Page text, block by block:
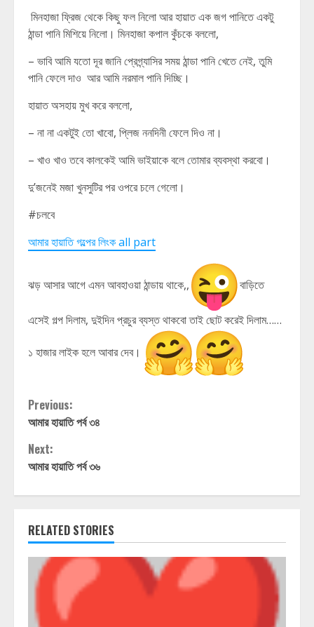
মিনহাজা ফ্রিজ থেকে কিছু ফল নিলো আর হায়াত এক জগ পানিতে একটু
ঠান্ডা পানি মিশিয়ে নিলো। মিনহাজা কপাল কুঁচকে বললো,
– ভাবি আমি যতো দূর জানি প্রেগ্ন্যাসির সময় ঠান্ডা পানি খেতে নেই, তুমি
পানি ফেলে দাও আর আমি নরমাল পানি দিচ্ছি।
হায়াত অসহায় মুখ করে বললো,
– না না একটুই তো খাবো, প্লিজ ননদিনী ফেলে দিও না।
– খাও খাও তবে কালকেই আমি ভাইয়াকে বলে তোমার ব্যবস্থা করবো।
দু’জনেই মজা খুনসুটির পর ওপরে চলে গেলো।
#চলবে
আমার হায়াতি গল্পের লিংক all part
ঝড় আসার আগে এমন আবহাওয়া ঠান্ডায় থাকে,, বাড়িতে
এসেই গল্প দিলাম, দুইদিন প্রচুর ব্যস্ত থাকবো তাই ছোট করেই দিলাম……
১ হাজার লাইক হলে আবার দেব।
Continue
Reading
Previous:
আমার হায়াতি পর্ব ৩৪
Next:
আমার হায়াতি পর্ব ৩৬
RELATED STORIES